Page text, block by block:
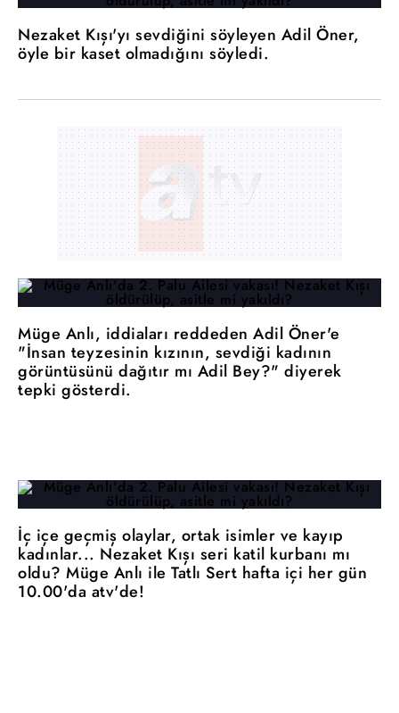
Nezaket Kışı'yı sevdiğini söyleyen Adil Öner,
öyle bir kaset olmadığını söyledi.
Müge Anlı, iddiaları reddeden Adil Öner'e
"İnsan teyzesinin kızının, sevdiği kadının
görüntüsünü dağıtır mı Adil Bey?" diyerek
tepki gösterdi.
İç içe geçmiş olaylar, ortak isimler ve kayıp
kadınlar... Nezaket Kışı seri katil kurbanı mı
oldu? Müge Anlı ile Tatlı Sert hafta içi her gün
10.00'da atv'de!